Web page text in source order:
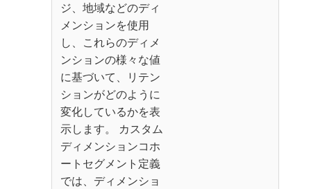
ジ、地域などのディ
メンションを使用
し、これらのディメ
ンションの様々な値
に基づいて、リテン
ションがどのように
変化しているかを表
示します。 カスタム
ディメンションコホ
ートセグメント定義
では、ディメンショ